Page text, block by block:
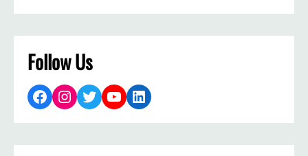
Follow Us
Facebook Instagram Twitter YouTube LinkedIn